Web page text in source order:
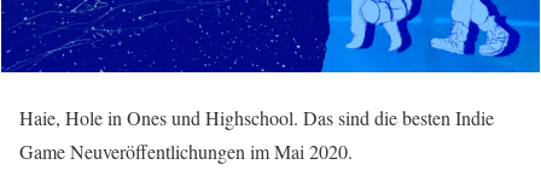
Haie, Hole in Ones und Highschool. Das sind die besten Indie
Game Neuveröffentlichungen im Mai 2020.